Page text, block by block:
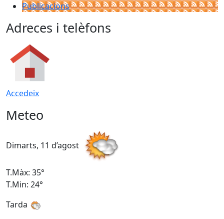
Publicacions
Adreces i telèfons
Accedeix
Meteo
Dimarts, 11 d’agost
T.Màx: 35°
T.Min: 24°
Tarda